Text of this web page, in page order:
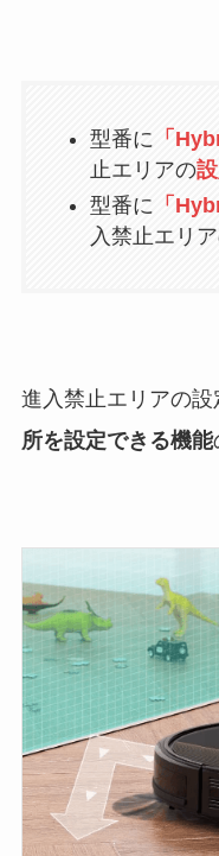
型番に 「
止エリアの
型番に 「
入禁止エリ
進入禁止エリアの設
所を設定できる機能